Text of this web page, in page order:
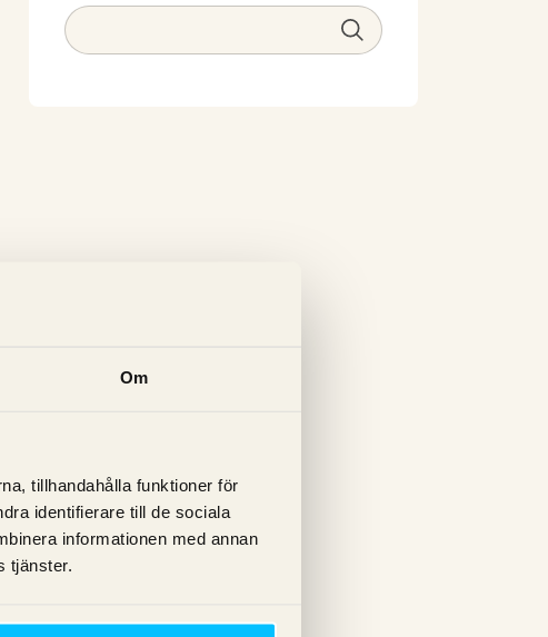
Om
tillhandahålla funktioner för
identifierare till de sociala
informationen med annan
tjänster.